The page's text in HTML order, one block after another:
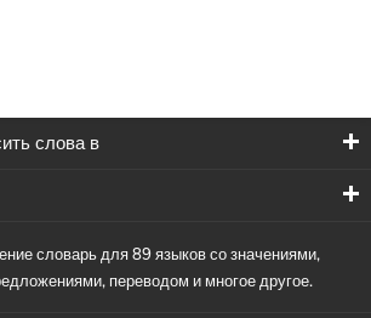
слова в
словарь для 89 языков со значениями,
переводом и многое другое.